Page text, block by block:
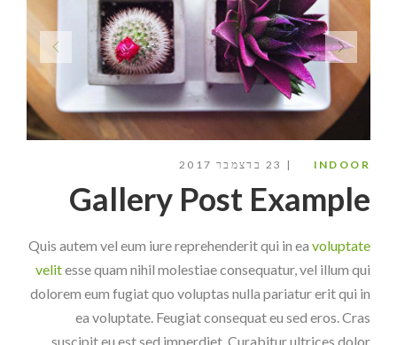
INDOOR
Gallery Post Example
Quis autem vel eum iure reprehenderit qui in ea voluptate
velitesse quam nihil molestiae consequatur, vel illum qui
dolorem eum fugiat quo voluptas nulla pariatur erit qui in
ea voluptate. Feugiat consequat eu sed eros. Cras
suscipit eu est sed imperdiet. Curabitur ultrices dolor